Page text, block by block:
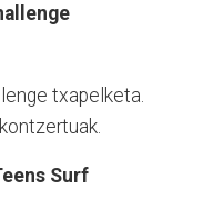
txapelketa.
Surf